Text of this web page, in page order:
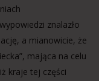
znalazło
a mianowicie, że
mająca na celu
kraje tej części